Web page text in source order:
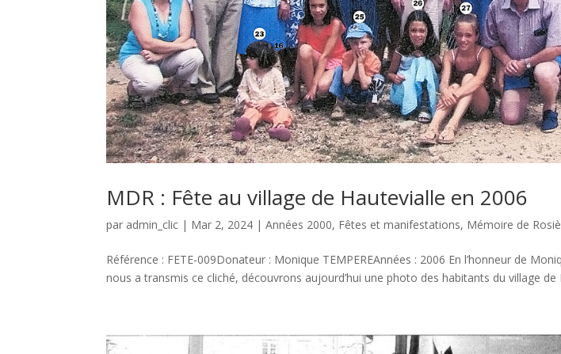
MDR : Fête au village de Hautevialle en 2006
par admin_clic | Mar 2, 2024 |Années 2000, Fêtes et manifestations, Mémoire de
Référence : FETE-009Donateur : Monique TEMPEREAnnées : 2006 En l’honneur de
nous a transmis ce cliché, découvrons aujourd’hui une photo des habitants du village de